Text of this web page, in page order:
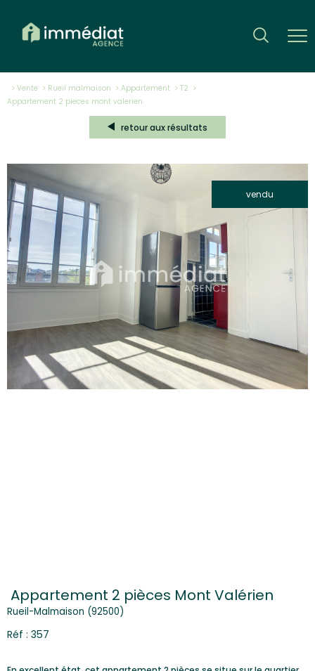
Vente Rueil malmaison Appartement
T2
appartement 2 pieces mont valerien
retour aux résultats
vendu
Appartement 2 pièces Mont Valérien
Rueil-Malmaison (92500)
Réf : 357